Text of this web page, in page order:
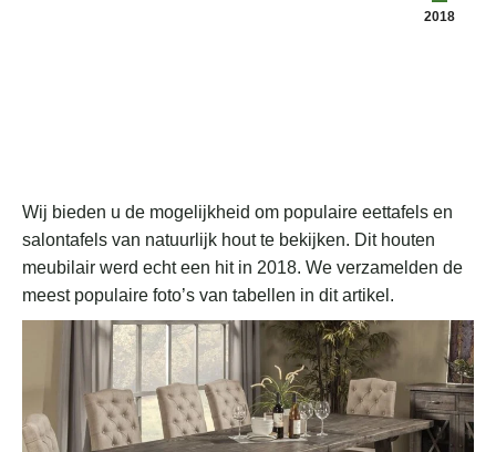
2018
Wij bieden u de mogelijkheid om populaire eettafels en
salontafels van natuurlijk hout te bekijken. Dit houten
meubilair werd echt een hit in 2018. We verzamelden de
meest populaire foto’s van tabellen in dit artikel.